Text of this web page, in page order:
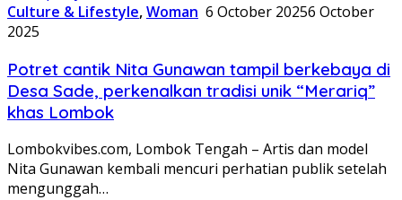
Culture & Lifestyle,Woman 6 October 20256 October
2025
Potret cantik Nita Gunawan tampil berkebaya di
Desa Sade, perkenalkan tradisi unik “Merariq”
khas Lombok
Lombokvibes.com, Lombok Tengah – Artis dan model
Nita Gunawan kembali mencuri perhatian publik setelah
mengunggah…